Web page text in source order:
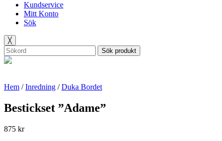
Kundservice
Mitt Konto
Sök
╳
Sök produkt
Hem /Inredning /Duka Bordet
Bestickset ”Adame”
875 kr